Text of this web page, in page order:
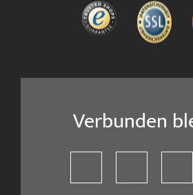
Verbunden